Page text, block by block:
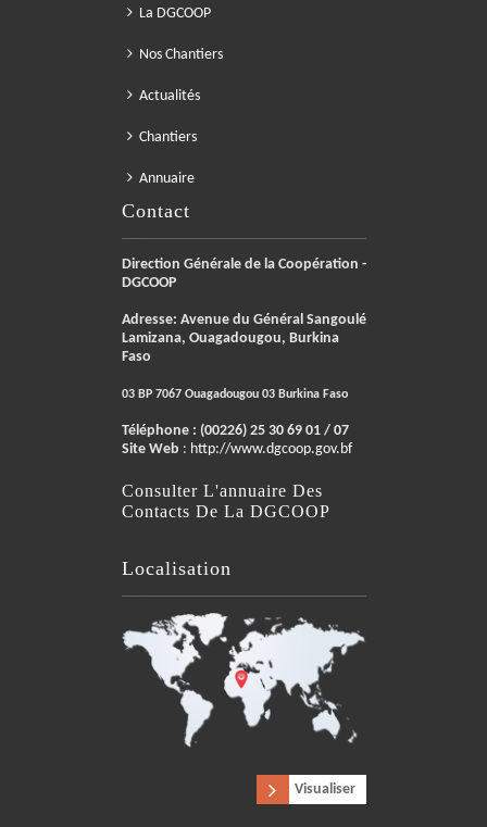
La DGCOOP
Nos Chantiers
Actualités
Chantiers
Annuaire
Contact
Direction Générale de la Coopération -
DGCOOP
Adresse: Avenue du Général Sangoulé
Lamizana, Ouagadougou, Burkina
Faso
03 BP 7067 Ouagadougou 03 Burkina Faso
Téléphone : (00226) 25 30 69 01 / 07
Site Web : http://www.dgcoop.gov.bf
Consulter L'annuaire Des
Contacts De La DGCOOP
Localisation
Visualiser